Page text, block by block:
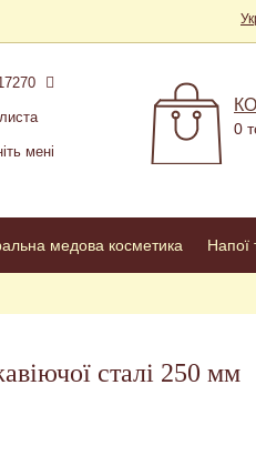
мені
0
медова косметика Напої
сталі 250 мм